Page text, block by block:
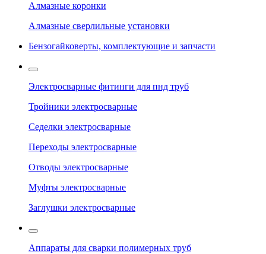
Алмазные коронки
Алмазные сверлильные установки
Бензогайковерты, комплектующие и запчасти
Электросварные фитинги для пнд труб
Тройники электросварные
Седелки электросварные
Переходы электросварные
Отводы электросварные
Муфты электросварные
Заглушки электросварные
Аппараты для сварки полимерных труб